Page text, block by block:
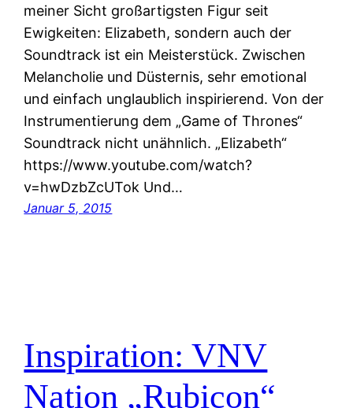
meiner Sicht großartigsten Figur seit
Ewigkeiten: Elizabeth, sondern auch der
Soundtrack ist ein Meisterstück. Zwischen
Melancholie und Düsternis, sehr emotional
und einfach unglaublich inspirierend. Von der
Instrumentierung dem „Game of Thrones“
Soundtrack nicht unähnlich. „Elizabeth“
https://www.youtube.com/watch?
v=hwDzbZcUTok Und…
Januar 5, 2015
Inspiration: VNV
Nation „Rubicon“